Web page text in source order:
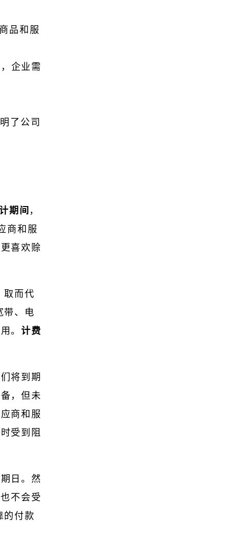
品和服
企业需
了公司
期间 ，
商和服
喜欢赊
取而代
带、电
。计费
将到期
，但未
商和服
受到阻
日。然
不会受
的付款